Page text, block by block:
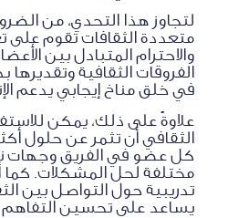
لتجاوز هذا التحدي، من
متعددة الثقافات تقوم على
والاحترام المتبادل بين
الفروقات الثقافية
في خلق مناخ إيجابي يدعم
علاوةً على ذلك، يمكن
الثقافي أن تثمر عن حلول
كل عضو في الفريق وجهات
مختلفة لحل المشكلات.
تدريبية حول التواصل بين
يساعد على تحسين